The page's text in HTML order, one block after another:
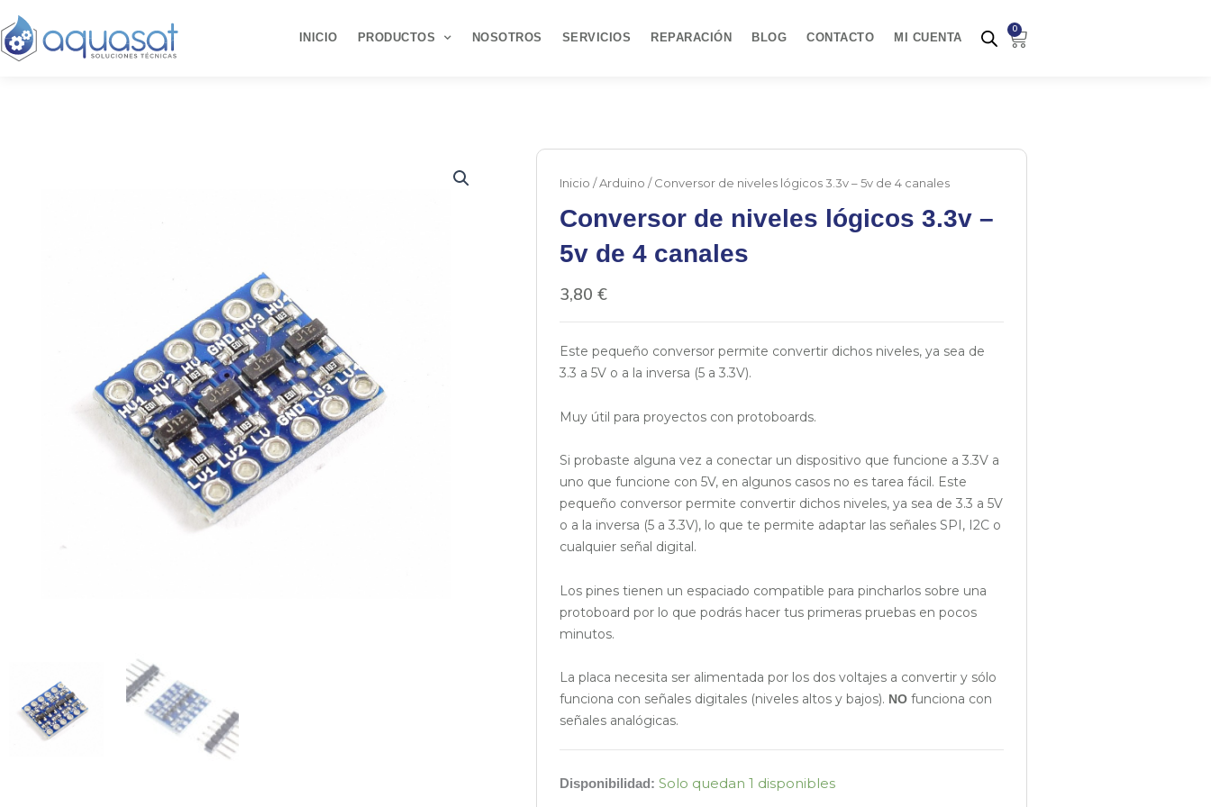
al
contenido
INICIO PRODUCTOS NOSOTROS SERVICIOS REPARACIÓN BLOG CONTACTO MI CUENTA
0
Carrito
Inicio /Arduino / Conversor de niveles lógicos 3.3v – 5v de 4 canales
Conversor de niveles lógicos 3.3v –
5v de 4 canales
3,80 €
Este pequeño conversor permite convertir dichos niveles, ya sea de
3.3 a 5V o a la inversa (5 a 3.3V).
Muy útil para proyectos con protoboards.
Si probaste alguna vez a conectar un dispositivo que funcione a 3.3V a
uno que funcione con 5V, en algunos casos no es tarea fácil. Este
pequeño conversor permite convertir dichos niveles, ya sea de 3.3 a 5V
o a la inversa (5 a 3.3V), lo que te permite adaptar las señales SPI, I2C o
cualquier señal digital.
Los pines tienen un espaciado compatible para pincharlos sobre una
protoboard por lo que podrás hacer tus primeras pruebas en pocos
minutos.
La placa necesita ser alimentada por los dos voltajes a convertir y sólo
funciona con señales digitales (niveles altos y bajos). NO funciona con
señales analógicas.
Disponibilidad: Solo quedan 1 disponibles
Conversor